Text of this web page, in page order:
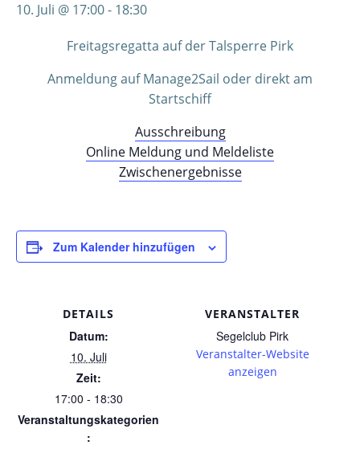
10. Juli @ 17:00- 18:30
Freitagsregatta auf der Talsperre Pirk
Anmeldung auf Manage2Sail oder direkt am
Startschiff
Ausschreibung
Online Meldung und Meldeliste
Zwischenergebnisse
Zum Kalender hinzufügen
DETAILS
Datum:
10. Juli
Zeit:
17:00 - 18:30
Veranstaltungskategorien
:
VERANSTALTER
Segelclub Pirk
Veranstalter-Website
anzeigen